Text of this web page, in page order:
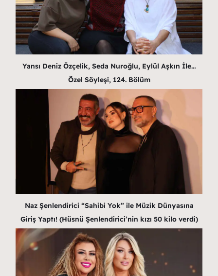
Yansı Deniz Özçelik, Seda Nuroğlu, Eylül Aşkın İle…
Özel Söyleşi, 124. Bölüm
Naz Şenlendirici “Sahibi Yok” ile Müzik Dünyasına
Giriş Yaptı! (Hüsnü Şenlendirici’nin kızı 50 kilo verdi)